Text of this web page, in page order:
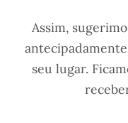
Assim,
seu lugar.